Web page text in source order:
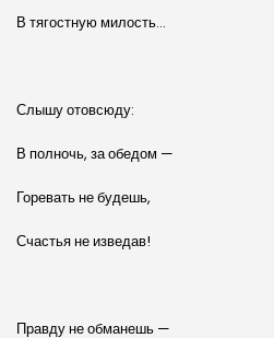
В тягостную милость…
Слышу отовсюду:
В полночь, за обедом —
Горевать не будешь,
Счастья не изведав!
Правду не обманешь —